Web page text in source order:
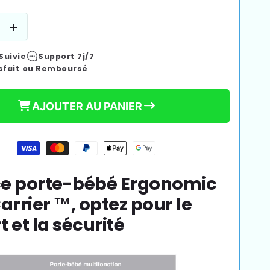
Augmenter
quantité
de
Ergonomic
Support 7j/7
ou Remboursé
AJOUTER AU PANIER
porte-bébé Ergonomic
™, optez pour le
et la sécurité